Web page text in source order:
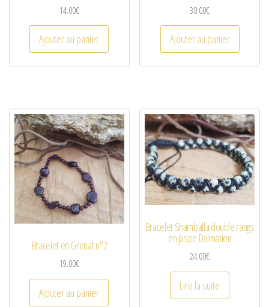
14.00€
Ajouter au panier
30.00€
Ajouter au panier
Bracelet en Grenat n°2
19.00€
Ajouter au panier
Bracelet Shamballa double rangs
en Jaspe Dalmatien
24.00€
Lire la suite